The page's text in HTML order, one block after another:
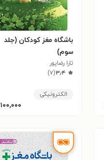
باشگاه مغز کودکان (جلد
سوم)
تارا رضاپور
۳٫۴(۷)
الکترونیکی
۱۰۰,۰۰۰